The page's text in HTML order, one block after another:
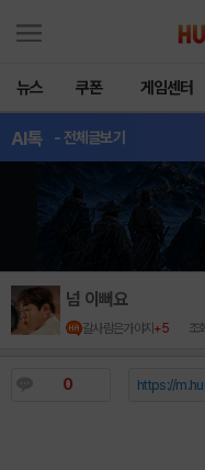
뉴스 쿠폰 게임센터
AI톡 - 전체글보기
넘 이뻐요
갈사람은가야지 +5 조
0